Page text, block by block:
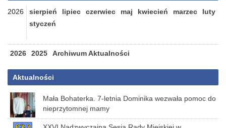
2026 sierpień lipiec czerwiec maj kwiecień marzec
luty
styczeń
2026 2025 Archiwum Aktualności
Aktualności
Mała Bohaterka. 7-letnia Dominika wezwała pomoc do
nieprzytomnej mamy